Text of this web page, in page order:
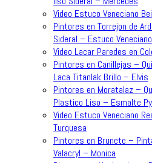
Video Estuco Veneciano
Pintores en Torrejon de
Sideral – Estuco
Video Lacar Paredes en
Pintores en Canillejas –
Laca Titanlak Brillo – Elvis
Pintores en Moratalaz –
Plastico Liso – Esmalte
Video Estuco Veneciano
Turquesa
Pintores en Brunete –
Valacryl – Monica